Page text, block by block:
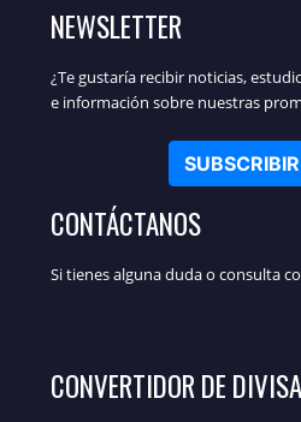
NEWSLETTER
¿Te gustaría recibir noticias,
e información sobre nuestras
CONTÁCTANOS
Si tienes alguna duda o consulta
CONVERTIDOR DE